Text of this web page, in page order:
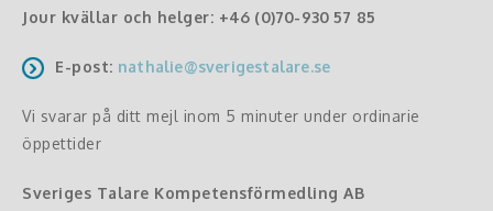
Jour kvällar och helger: +46 (0)70-930 57 85
E-post: nathalie@sverigestalare.se
Vi svarar på ditt mejl inom 5 minuter under ordinarie
öppettider
Sveriges Talare Kompetensförmedling AB